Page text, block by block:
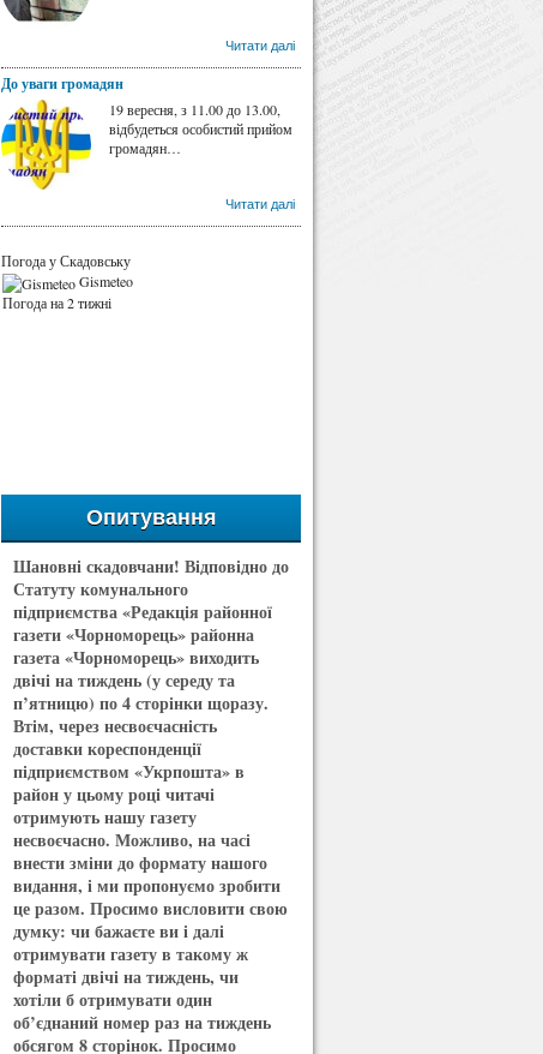
Читати далі
До уваги громадян
19 вересня, з 11.00 до 13.00,
відбудеться особистий прийом
громадян…
Читати далі
Погода у Скадовську
Gismeteo
Погода на 2 тижні
Опитування
Шановні скадовчани! Відповідно до
Статуту комунального
підприємства «Редакція районної
газети «Чорноморець» районна
газета «Чорноморець» виходить
двічі на тиждень (у середу та
п’ятницю) по 4 сторінки щоразу.
Втім, через несвоєчасність
доставки кореспонденції
підприємством «Укрпошта» в
район у цьому році читачі
отримують нашу газету
несвоєчасно. Можливо, на часі
внести зміни до формату нашого
видання, і ми пропонуємо зробити
це разом. Просимо висловити свою
думку: чи бажаєте ви і далі
отримувати газету в такому ж
форматі двічі на тиждень, чи
хотіли б отримувати один
об’єднаний номер раз на тиждень
обсягом 8 сторінок. Просимо